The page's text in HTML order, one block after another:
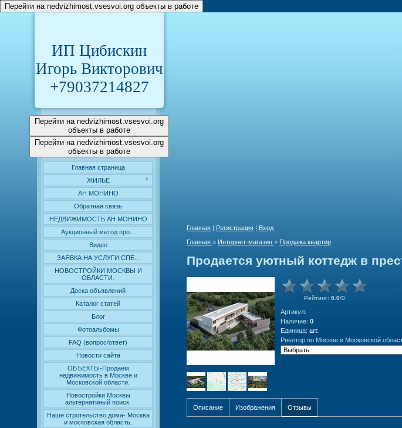
Перейти на nedvizhimost.vsesvoi.org объекты в работе
ИП Цибискин
Игорь Викторович
+79037214827
Перейти на nedvizhimost.vsesvoi.org
объекты в работе
Перейти на nedvizhimost.vsesvoi.org
объекты в работе
Главная страница
ЖИЛЬЁ
АН МОНИНО
Обратная связь
НЕДВИЖИМОСТЬ АН МОНИНО
Аукционный метод про...
Видео
ЗАЯВКА НА УСЛУГИ СПЕ...
НОВОСТРОЙКИ МОСКВЫ И
ОБЛАСТИ.
Доска объявлений
Каталог статей
Блог
Фотоальбомы
FAQ (вопрос/ответ)
Новости сайта
ОБЪЕКТЫ-Продаем
недвижимость в Москве и
Московской области.
Новостройки Москвы
альтернатиный поиск.
Наше стротельство дома- Москва
и московская область.
Главная | Регистрация | Вход
Главная » Интернет-магазин » Продажа квартир
Продается уютный коттедж в
Рейтинг: 0.0/0
Артикул:
Наличие: 0
Единица: шт.
Риелтор по Москве и Московской
Описание Изображения Отзывы